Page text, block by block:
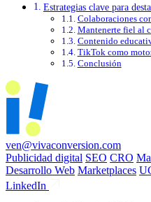
Estrategias clave para
Colaboraciones
Mantenerte fiel al
Contenido
TikTok como
Conclusión
ven@vivaconversion.com
Publicidad digital SEO CRO
Desarrollo Web Marketplaces
LinkedIn